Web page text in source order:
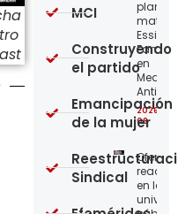
planta
matriz
Essity-
Familia
en
2026-
08
en las
MCI
Construyendo
el partido
Emancipación
de la mujer
Sindical